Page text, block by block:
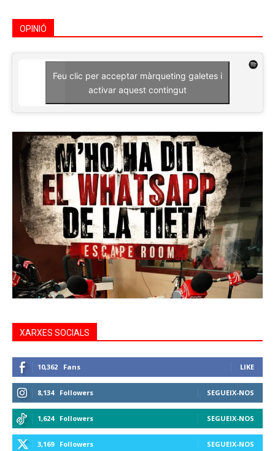
OPINIÓ
Feu clic per acceptar màrqueting galetes i
activar aquest contingut
XARXES SOCIALS
10,362 Fans LIKE
8,134 Followers SEGUEIX-NOS
1,624 Followers SEGUEIX-NOS
3,169 Followers SEGUEIX-NOS